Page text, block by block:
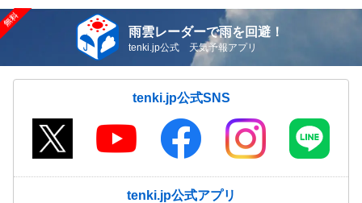
雨雲レーダーで雨を回避！
tenki.jp公式 天気予報アプリ
tenki.jp公式SNS
tenki.jp公式アプリ